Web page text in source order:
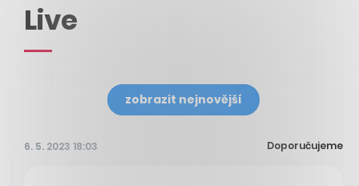
Live
zobrazit nejnovější
6. 5. 2023 18:03 Doporučujeme